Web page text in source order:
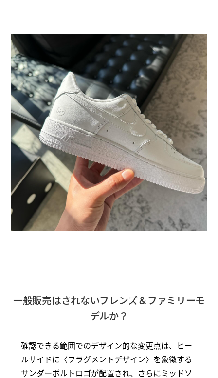
一般販売はされないフレンズ＆ファミリーモ
デルか？
確認できる範囲でのデザイン的な変更点は、ヒー
ルサイドに〈フラグメントデザイン〉を象徴する
サンダーボルトロゴが配置され、さらにミッドソ